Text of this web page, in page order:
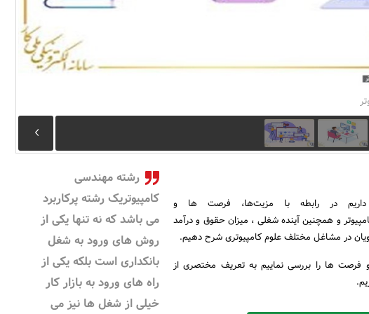
جستجو
رشته مهندسی
کامپیوتریک رشته پرکاربرد
می باشد که نه تنها یکی از
روش های ورود به شغل
بانکداری است بلکه یکی از
راه های ورود به بازار کار
خیلی از شغل ها نیز می
در رابطه با مزیت‌ها، فرصت‌ ها و
و همچنین آینده شغلی ، میزان حقوق و درآمد
در مشاغل مختلف علوم کامپیوتری شرح دهیم.
فرصت ها را بررسی نماییم به تعریف مختصری از